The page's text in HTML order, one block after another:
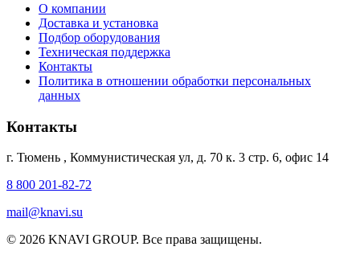
О компании
Доставка и установка
Подбор оборудования
Техническая поддержка
Контакты
Политика в отношении обработки персональных
данных
Контакты
г. Тюмень , Коммунистическая ул, д. 70 к. 3 стр. 6, офис 14
8 800 201-82-72
mail@knavi.su
© 2026 KNAVI GROUP. Все права защищены.